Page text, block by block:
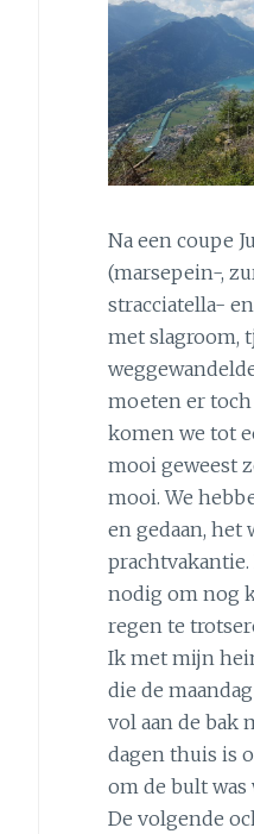
Na een coupe
(marsepein-,
stracciatella-
met slagroom,
moeten er toch
komen we tot
mooi geweest
mooi. We
en gedaan, het
nodig om nog
regen te
Ik met mijn
die de
vol aan de bak
dagen thuis is
om de bult was
De volgende